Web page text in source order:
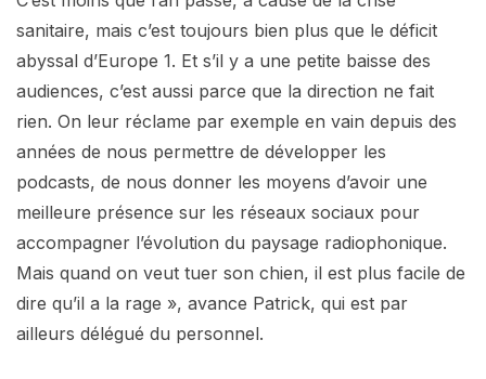
sanitaire, mais c’est toujours bien plus que le déficit
abyssal d’Europe 1. Et s’il y a une petite baisse des
audiences, c’est aussi parce que la direction ne fait
rien. On leur réclame par exemple en vain depuis des
années de nous permettre de développer les
podcasts, de nous donner les moyens d’avoir une
meilleure présence sur les réseaux sociaux pour
accompagner l’évolution du paysage radiophonique.
Mais quand on veut tuer son chien, il est plus facile de
dire qu’il a la rage », avance Patrick, qui est par
ailleurs délégué du personnel.